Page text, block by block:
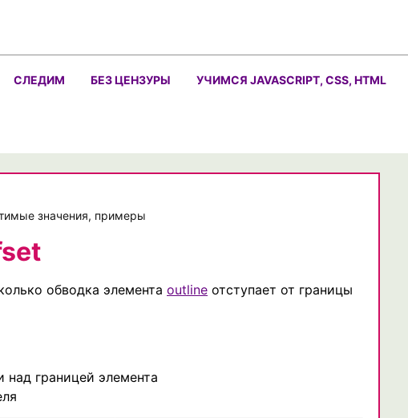
СЛЕДИМ БЕЗ ЦЕНЗУРЫ УЧИМСЯ JAVASCRIPT, CSS, HTML
значения, примеры
обводка элемента outline отступает от границы
границей элемента